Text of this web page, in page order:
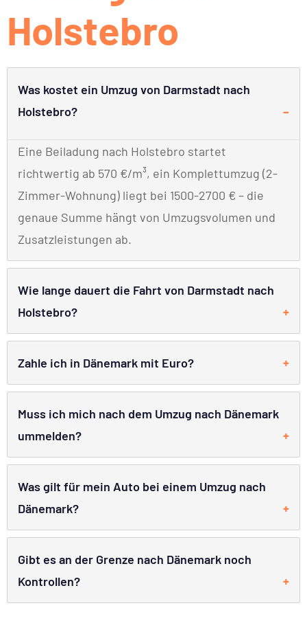
Holstebro
Was kostet ein Umzug von Darmstadt nach
Holstebro?
Eine Beiladung nach Holstebro startet
richtwertig ab 570 €/m³, ein Komplettumzug (2-
Zimmer-Wohnung) liegt bei 1500-2700 € – die
genaue Summe hängt von Umzugsvolumen und
Zusatzleistungen ab.
Wie lange dauert die Fahrt von Darmstadt nach
Holstebro?
Zahle ich in Dänemark mit Euro?
Muss ich mich nach dem Umzug nach Dänemark
ummelden?
Was gilt für mein Auto bei einem Umzug nach
Dänemark?
Gibt es an der Grenze nach Dänemark noch
Kontrollen?